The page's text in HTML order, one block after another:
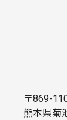
〒869-
熊本県菊